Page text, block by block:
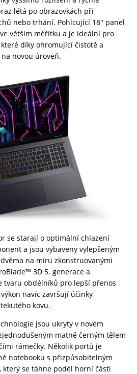
létá po obrazovkách při
nebo trhání. Pohlcující 18″ panel
větším měřítku a je ideální pro
díky ohromující čistotě a
novou úroveň.
se starají o optimální chlazení
a jsou vybaveny vylepšeným
na míru zkonstruovanými
3D 5. generace a
tvaru obdélníků pro lepší přenos
navíc završují účinky
kovu.
jsou ukryty v novém
matně černým tělem
rámečky. Několik portů je
notebooku s přizpůsobitelným
který se táhne podél horní části